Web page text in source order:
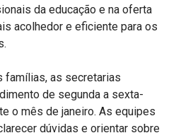
da educação e na oferta
acolhedor e eficiente para os
famílias, as secretarias
de segunda a sexta-
o mês de janeiro. As equipes
dúvidas e orientar sobre